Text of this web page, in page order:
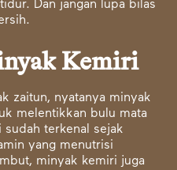
Dan jangan lupa bilas
Kemiri
zaitun, nyatanya minyak
melentikkan bulu mata
sudah terkenal sejak
yang menutrisi
minyak kemiri juga